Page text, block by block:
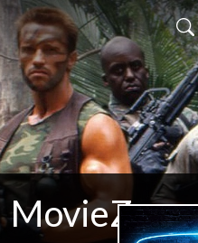
MovieZone